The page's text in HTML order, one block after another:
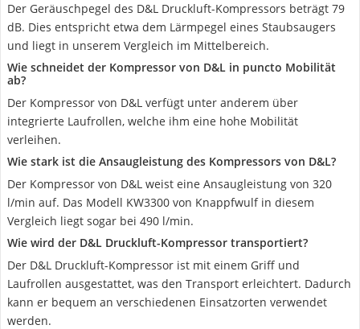
Der Geräuschpegel des D&L Druckluft-Kompressors beträgt 79
dB. Dies entspricht etwa dem Lärmpegel eines Staubsaugers
und liegt in unserem Vergleich im Mittelbereich.
Wie schneidet der Kompressor von D&L in puncto Mobilität
ab?
Der Kompressor von D&L verfügt unter anderem über
integrierte Laufrollen, welche ihm eine hohe Mobilität
verleihen.
Wie stark ist die Ansaugleistung des Kompressors von D&L?
Der Kompressor von D&L weist eine Ansaugleistung von 320
l/min auf. Das Modell KW3300 von Knappfwulf in diesem
Vergleich liegt sogar bei 490 l/min.
Wie wird der D&L Druckluft-Kompressor transportiert?
Der D&L Druckluft-Kompressor ist mit einem Griff und
Laufrollen ausgestattet, was den Transport erleichtert. Dadurch
kann er bequem an verschiedenen Einsatzorten verwendet
werden.